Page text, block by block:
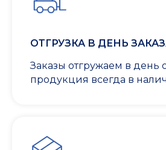
ОТГРУЗКА В ДЕНЬ
Заказы отгружаем в
продукция всегда в